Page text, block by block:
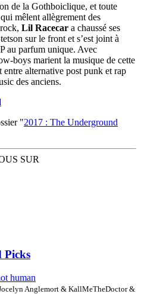
de la Gothboiclique, et toute
mêlent allègrement des
Lil Racecar a chaussé ses
sur le front et s’est joint à
au parfum unique. Avec
boys marient la musique de cette
alternative post punk et rap
des anciens.
"2017 : The Underground
SUR
Picks
human
Anglemort & KallMeTheDoctor &